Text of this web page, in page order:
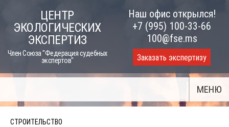
content
ЦЕНТР
ЭКОЛОГИЧЕСКИХ
ЭКСПЕРТИЗ
Член Союза "Федерация судебных
экспертов"
Наш офис открылся!
+7 (995) 100-33-66
100@fse.ms
Заказать экспертизу
МЕНЮ
СТРОИТЕЛЬСТВО